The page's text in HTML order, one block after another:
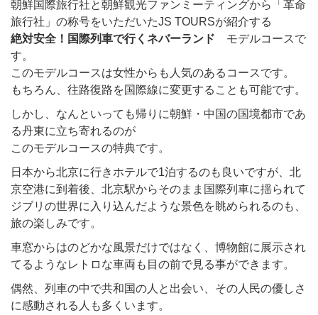
朝鮮国際旅行社と朝鮮観光ファンミーティングから「革命
旅行社」の称号をいただいたJS TOURSが紹介する
絶対安全！国際列車で行くネバーランド モデルコースで
す。
このモデルコースは女性からも人気のあるコースです。
もちろん、往路復路を国際線に変更することも可能です。
しかし、なんといっても帰りに朝鮮・中国の国境都市であ
る丹東に立ち寄れるのが
このモデルコースの特典です。
日本から北京に行きホテルで1泊するのも良いですが、北
京空港に到着後、北京駅からそのまま国際列車に揺られて
ジブリの世界に入り込んだような景色を眺められるのも、
旅の楽しみです。
車窓からはのどかな風景だけではなく、博物館に展示され
てるようなレトロな車両も目の前で見る事ができます。
偶然、列車の中で共和国の人と出会い、その人民の優しさ
に感動される人も多くいます。